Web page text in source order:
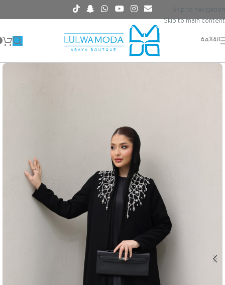
Skip to navigation
Skip to main content
القائمة